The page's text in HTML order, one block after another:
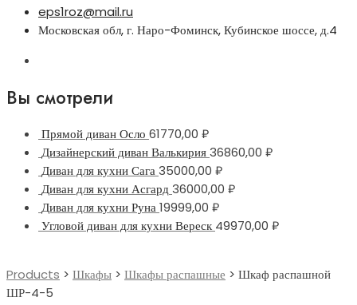
eps1roz@mail.ru
Московская обл, г. Наро-Фоминск, Кубинское шоссе, д.4
Вы смотрели
Прямой диван Осло 61770,00 ₽
Дизайнерский диван Валькирия36860,00 ₽
Диван для кухни Сага35000,00 ₽
Диван для кухни Асгард36000,00 ₽
Диван для кухни Руна19999,00 ₽
Угловой диван для кухни Вереск 49970,00 ₽
Products > Шкафы > Шкафы распашные > Шкаф распашной
ШР-4-5